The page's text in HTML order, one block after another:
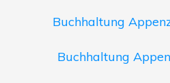
Buchhaltung
Buchhaltung